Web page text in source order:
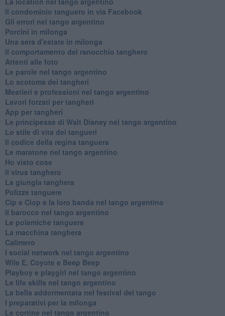
Il condominio tanguero in via Facebook
Gli errori nel tango argentino
Porcini in milonga
Una sera d'estate in milonga
Il comportamento del ranocchio tanghero
Attenti alle foto
Le parole nel tango argentino
Lo scotoma dei tangheri
Mestieri e professioni nel tango argentino
Lavori forzati per tangheri
App per tangheri
Le principesse di Walt Disney nel tango argentino
Lo stile di vita dei tangueri
Il codice della regina tanguera
Le maratone nel tango argentino
Ho visto cose
Il virus tanghero
La giungla tanghera
Polizze tanguere
Cip e Ciop e la loro banda nel tango argentino
Il barocco nel tango argentino
Le polemiche tanguere
La macchina tanghera
Calimero
​I social network nel tango argentino
Wile E. Coyote e Beep Beep
Playboy e playgirl nel tango argentino
Le life skills nel tango argentino
La bella addormentata nel festival del tango
I preparativi per la milonga
Le cortine nel tango argentino